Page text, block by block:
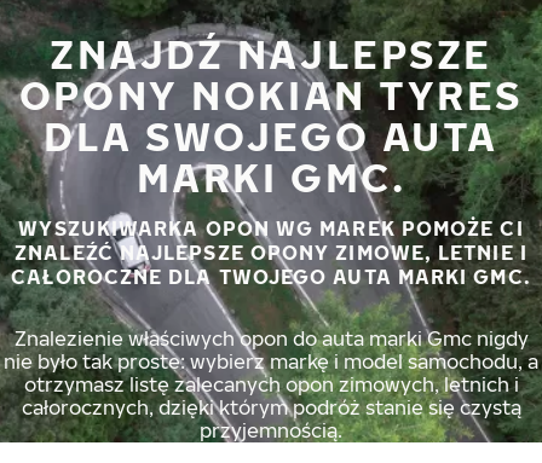
ZNAJDŹ NAJLEPSZE
OPONY NOKIAN TYRES
DLA SWOJEGO AUTA
MARKI GMC.
WYSZUKIWARKA OPON WG MAREK POMOŻE CI
ZNALEŹĆ NAJLEPSZE OPONY ZIMOWE, LETNIE I
CAŁOROCZNE DLA TWOJEGO AUTA MARKI GMC.
Znalezienie właściwych opon do auta marki Gmc nigdy
nie było tak proste: wybierz markę i model samochodu, a
otrzymasz listę zalecanych opon zimowych, letnich i
całorocznych, dzięki którym podróż stanie się czystą
przyjemnością.